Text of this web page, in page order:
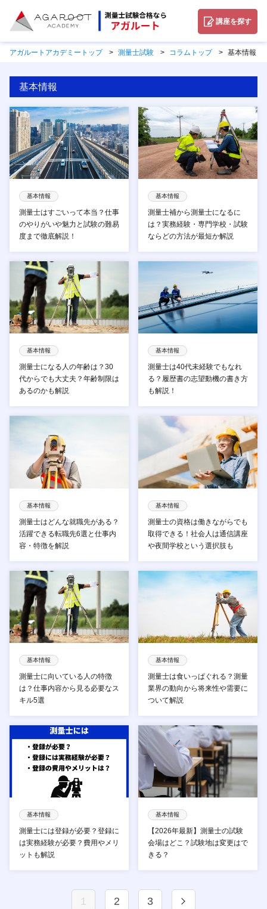
講座を探す
アガルートアカデミートップ 測量士試験 コラムトップ 基本情報
基本情報
基本情報
測量士はすごいって本当？仕事
のやりがいや魅力と試験の難易
度まで徹底解説！
基本情報
測量士補から測量士になるに
は？実務経験・専門学校・試験
ならどの方法が最短か解説
基本情報
測量士になる人の年齢は？30
代からでも大丈夫？年齢制限は
あるのかも解説
基本情報
測量士は40代未経験でもなれ
る？履歴書の志望動機の書き方
も解説！
基本情報
測量士はどんな就職先がある？
活躍できる転職先6選と仕事内
容・特徴を解説
基本情報
測量士の資格は働きながらでも
取得できる！社会人は通信講座
や夜間学校という選択肢も
基本情報
測量士に向いている人の特徴
は？仕事内容から見る必要なス
キル5選
基本情報
測量士は食いっぱぐれる？測量
業界の動向から将来性や需要に
ついて解説
基本情報
測量士には登録が必要？登録に
は実務経験が必要？費用やメリ
ットも解説
基本情報
【2026年最新】測量士の試験
会場はどこ？試験地は変更はで
きる？
1 2 3